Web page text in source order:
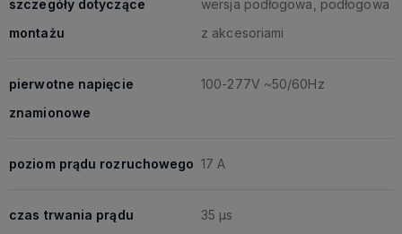
szczegóły dotyczące
montażu
wersja podłogowa, podłogowa
z akcesoriami
pierwotne napięcie
znamionowe
100-277V ~50/60Hz
poziom prądu rozruchowego 17 A
czas trwania prądu
35 μs